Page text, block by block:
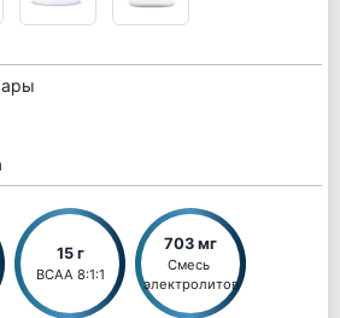
15 г
BCAA 8:1:1
703 мг
Смесь
электролитов